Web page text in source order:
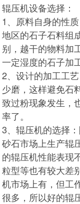
辊压机设备选择：
1、原料自身的性
地区的石子石料组
别，越干的物料加
一定湿度的石子加
2、设计的加工工
少磨，这样避免石
致过粉现象发生，
率了。
3、辊压机的选择
砂石市场上生产辊
的辊压机性能表现
粒型等也有较大差
机市场上有，但工
很多，所以好的辊